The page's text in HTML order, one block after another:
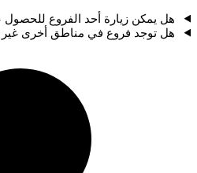
هل يمكن زيارة أحد الفروع للحصول
هل توجد فروع في مناطق أخرى